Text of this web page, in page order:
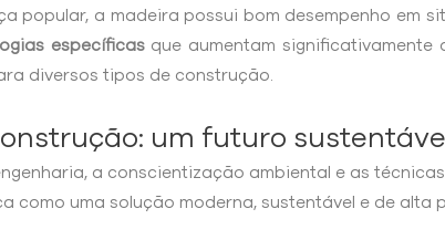
popular, a madeira possui bom desempenho em
específicasque aumentam significativamente
diversos tipos de construção.
um futuro sustentável
a conscientização ambiental e as
como uma solução moderna, sustentável e de alta